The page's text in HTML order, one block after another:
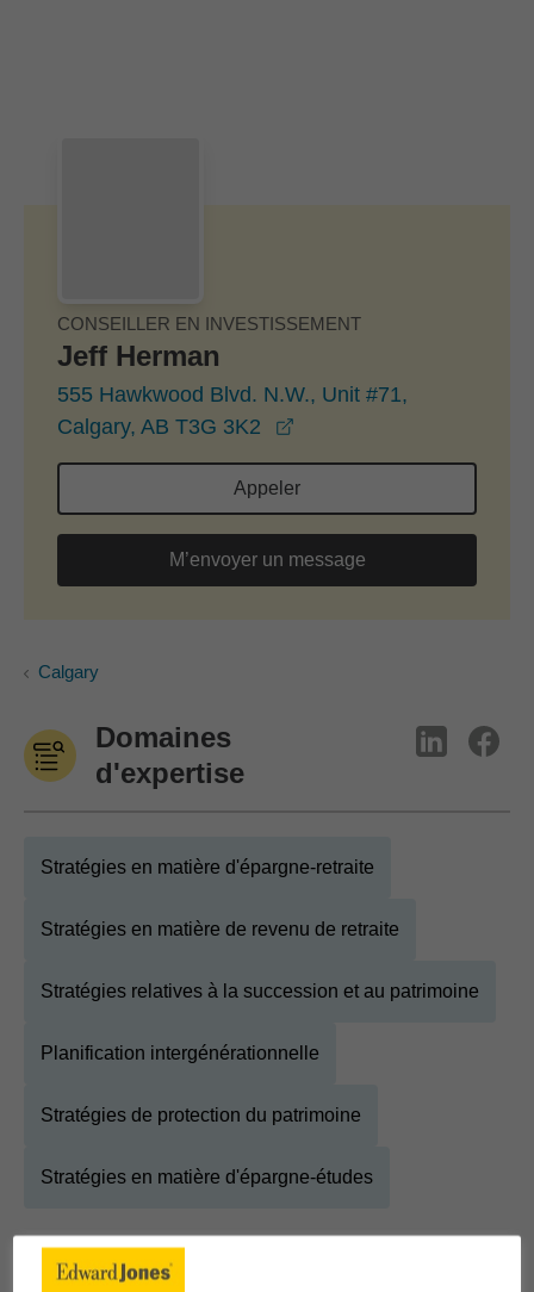
CONSEILLER EN INVESTISSEMENT
Jeff Herman
555 Hawkwood Blvd. N.W., Unit #71,
Calgary, AB T3G 3K2
Appeler
M’envoyer un message
Calgary
Domaines
d'expertise
Stratégies en matière d'épargne-retraite
Stratégies en matière de revenu de retraite
Stratégies relatives à la succession et au patrimoine
Planification intergénérationnelle
Stratégies de protection du patrimoine
Stratégies en matière d'épargne-études
À propos Jeff